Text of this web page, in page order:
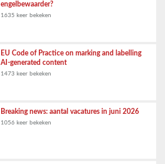
engelbewaarder?
1635 keer bekeken
EU Code of Practice on marking and labelling
AI-generated content
1473 keer bekeken
Breaking news: aantal vacatures in juni 2026
1056 keer bekeken